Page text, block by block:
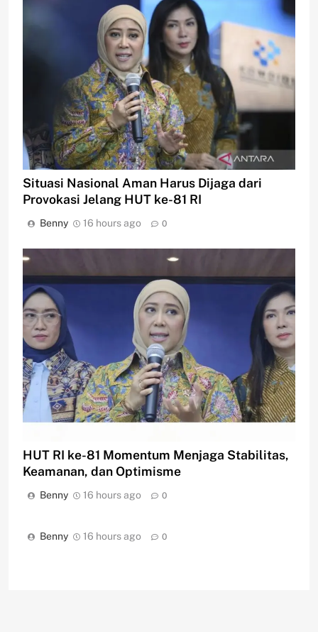
Situasi Nasional Aman Harus Dijaga dari
Provokasi Jelang HUT ke-81 RI
Benny 16 hours ago 0
HUT RI ke-81 Momentum Menjaga Stabilitas,
Keamanan, dan Optimisme
Benny 16 hours ago 0
Benny 16 hours ago 0